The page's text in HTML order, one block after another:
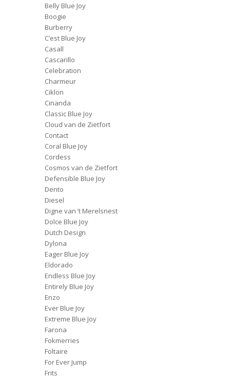
Belly Blue Joy
Boogie
Burberry
C’est Blue Joy
Casall
Cascarillo
Celebration
Charmeur
Ciklon
Cinanda
Classic Blue Joy
Cloud van de Zietfort
Contact
Coral Blue Joy
Cordess
Cosmos van de Zietfort
Defensible Blue Joy
Dento
Diesel
Digne van ’t Merelsnest
Dolce Blue Joy
Dutch Design
Dylona
Eager Blue Joy
Eldorado
Endless Blue Joy
Entirely Blue Joy
Enzo
Ever Blue Joy
Extreme Blue Joy
Farona
Fokmerries
Foltaire
For Ever Jump
Frits